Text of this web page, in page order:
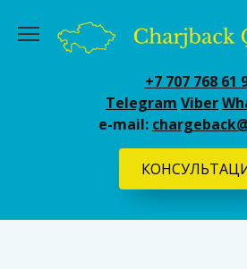
содержанию
+7 707 768 61
Telegram Viber
e-mail: